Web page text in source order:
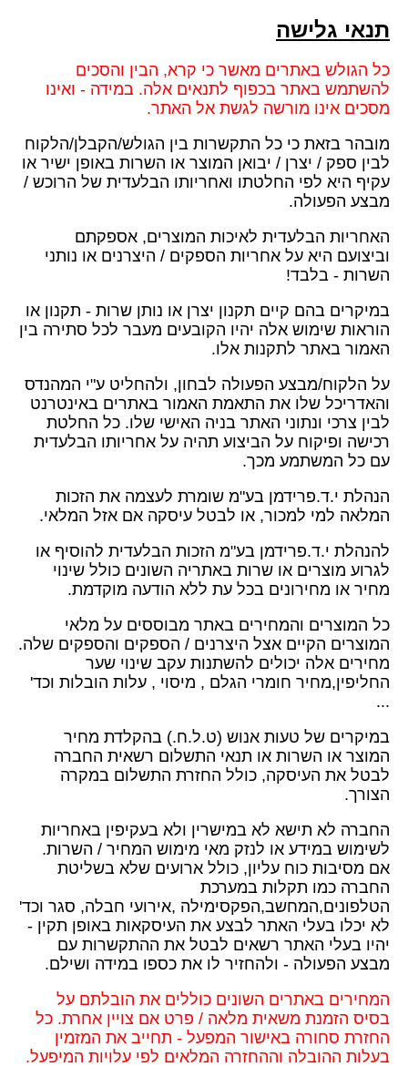
תנאי גלישה
כל הגולש באתרים מאשר כי קרא, הבין והסכים
להשתמש באתר בכפוף לתנאים אלה. במידה - ואינו
מסכים אינו מורשה לגשת אל האתר.
מובהר בזאת כי כל התקשרות בין הגולש/הקבלן/הלקוח
לבין ספק / יצרן / יבואן המוצר או השרות באופן ישיר או
עקיף היא לפי החלטתו ואחריותו הבלעדית של הרוכש /
מבצע הפעולה.
האחריות הבלעדית לאיכות המוצרים, אספקתם
וביצועם היא על אחריות הספקים / היצרנים או נותני
השרות - בלבד!
במיקרים בהם קיים תקנון יצרן או נותן שרות - תקנון או
הוראות שימוש אלה יהיו הקובעים מעבר לכל סתירה בין
האמור באתר לתקנות אלו.
על הלקוח/מבצע הפעולה לבחון, ולהחליט ע"י המהנדס
והאדריכל שלו את התאמת האמור באתרים באינטרנט
לבין צרכי ונתוני האתר בניה האישי שלו. כל החלטת
רכישה ופיקוח על הביצוע תהיה על אחריותו הבלעדית
עם כל המשתמע מכך.
הנהלת י.ד.פרידמן בע"מ שומרת לעצמה את הזכות
המלאה למי למכור, או לבטל עיסקה אם אזל המלאי.
להנהלת י.ד.פרידמן בע"מ הזכות הבלעדית להוסיף או
לגרוע מוצרים או שרות באתריה השונים כולל שינוי
מחיר או מחירונים בכל עת ללא הודעה מוקדמת.
כל המוצרים והמחירים באתר מבוססים על מלאי
המוצרים הקיים אצל היצרנים / הספקים והספקים שלה.
מחירים אלה יכולים להשתנות עקב שינוי שער
החליפין,מחיר חומרי הגלם , מיסוי , עלות הובלות וכד'
...
במיקרים של טעות אנוש (ט.ל.ח.) בהקלדת מחיר
המוצר או השרות או תנאי התשלום רשאית החברה
לבטל את העיסקה, כולל החזרת התשלום במקרה
הצורך.
החברה לא תישא לא במישרין ולא בעקיפין באחריות
לשימוש במידע או לנזק מאי מימוש המחיר / השרות.
אם מסיבות כוח עליון, כולל ארועים שלא בשליטת
החברה כמו תקלות במערכת
הטלפונים,המחשב,הפקסימילה ,אירועי חבלה, סגר וכד'
לא יכלו בעלי האתר לבצע את העיסקאות באופן תקין -
יהיו בעלי האתר רשאים לבטל את ההתקשרות עם
מבצע הפעולה - ולהחזיר לו את כספו במידה ושילם.
המחירים באתרים השונים כוללים את הובלתם על
בסיס הזמנת משאית מלאה / פרט אם צויין אחרת. כל
החזרת סחורה באישור המפעל - תחייב את המזמין
בעלות ההובלה וההחזרה המלאים לפי עלויות המיפעל.